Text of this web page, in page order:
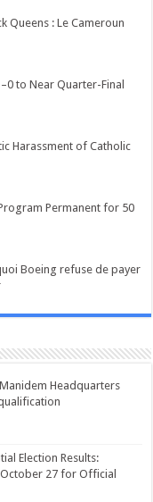
Queens : Le Cameroun
to Near Quarter-Final
Harassment of Catholic
Permanent for 50
Boeing refuse de payer
Headquarters
Election Results:
27 for Official